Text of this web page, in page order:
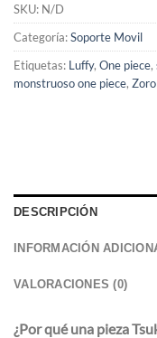
SKU: N/D
Categoría:Soporte Movil
Etiquetas: Luffy, One piece,
monstruoso one piece, Zoro
DESCRIPCIÓN
INFORMACIÓN
VALORACIONES (0)
¿Por qué una pieza